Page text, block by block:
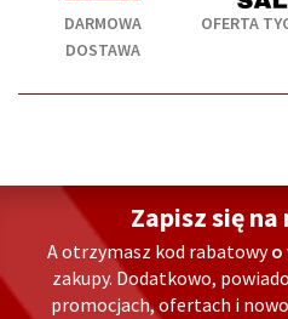
DARMOWA
DOSTAWA
OFERTA
Zapisz się
A otrzymasz kod rabatowyo
zakupy. Dodatkowo,
promocjach, ofertach i